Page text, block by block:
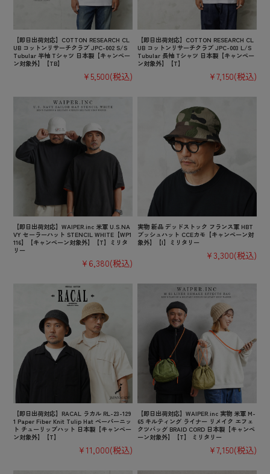
【即日出荷対応】COTTON RESEARCH CL
UB コットンリサーチクラブ JPC-002 S/S
Tubular 半袖 Tシャツ 日本製【キャンペー
ン対象外】【TB】
¥5,500(税込)
【即日出荷対応】COTTON RESEARCH CL
UB コットンリサーチクラブ JPC-003 L/S
Tubular 長袖 Tシャツ 日本製【キャンペー
ン対象外】【T】
¥7,150(税込)
【即日出荷対応】WAIPER.inc 米軍 U.S.NA
VY セーラーハット STENCIL WHITE【WP1
116】【キャンペーン対象外】【T】ミリタ
リー
¥6,380(税込)
実物 新品 デッドストック フランス軍 HBT
ブッシュハット CCEカモ【キャンペーン対
象外】【I】ミリタリー
¥3,300(税込)
【即日出荷対応】RACAL ラカル RL-23-129
1 Paper Fiber Knit Tulip Hat ペーパーニッ
ト チューリップハット 日本製【キャンペー
ン対象外】【T】
¥11,000(税込)
【即日出荷対応】WAIPER.inc 実物 米軍 M-
65 キルティング ライナー リメイク エフェ
クツバッグ BRAID CORD 日本製【キャンペ
ーン対象外】【T】 ミリタリー
¥7,150(税込)